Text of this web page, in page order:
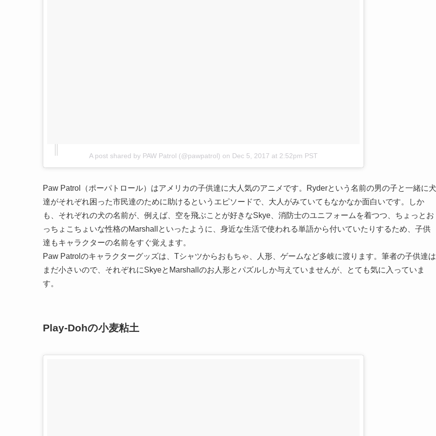
A post shared by PAW Patrol (@pawpatrol) on Dec 5, 2017 at 2:52pm PST
Paw Patrol（ポーパトロール）はアメリカの子供達に大人気のアニメです。Ryderという名前の男の子と一緒に犬
達がそれぞれ困った市民達のために助けるというエピソードで、大人がみていてもなかなか面白いです。しか
も、それぞれの犬の名前が、例えば、空を飛ぶことが好きなSkye、消防士のユニフォームを着つつ、ちょっとお
っちょこちょいな性格のMarshallといったように、身近な生活で使われる単語から付いていたりするため、子供
達もキャラクターの名前をすぐ覚えます。
Paw Patrolのキャラクターグッズは、Tシャツからおもちゃ、人形、ゲームなど多岐に渡ります。筆者の子供達は
まだ小さいので、それぞれにSkyeとMarshallのお人形とパズルしか与えていませんが、とても気に入っていま
す。
Play-Dohの小麦粘土